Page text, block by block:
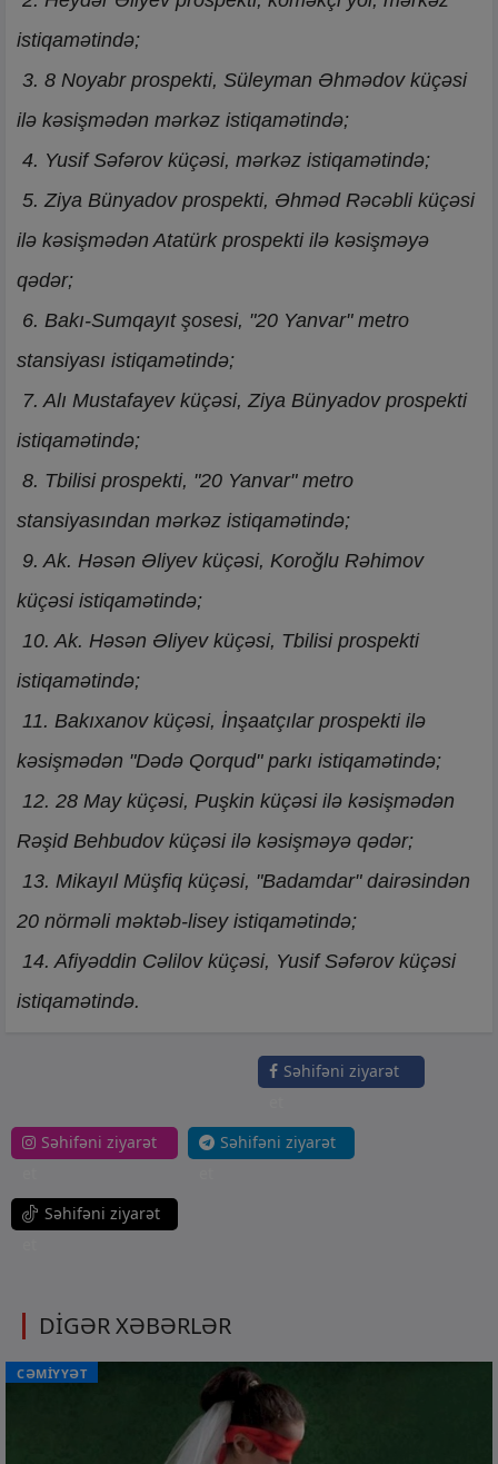
istiqamətində;
3. 8 Noyabr prospekti, Süleyman Əhmədov küçəsi
ilə kəsişmədən mərkəz istiqamətində;
4. Yusif Səfərov küçəsi, mərkəz istiqamətində;
5. Ziya Bünyadov prospekti, Əhməd Rəcəbli küçəsi
ilə kəsişmədən Atatürk prospekti ilə kəsişməyə
qədər;
6. Bakı-Sumqayıt şosesi, "20 Yanvar" metro
stansiyası istiqamətində;
7. Alı Mustafayev küçəsi, Ziya Bünyadov prospekti
istiqamətində;
8. Tbilisi prospekti, "20 Yanvar" metro
stansiyasından mərkəz istiqamətində;
9. Ak. Həsən Əliyev küçəsi, Koroğlu Rəhimov
küçəsi istiqamətində;
10. Ak. Həsən Əliyev küçəsi, Tbilisi prospekti
istiqamətində;
11. Bakıxanov küçəsi, İnşaatçılar prospekti ilə
kəsişmədən "Dədə Qorqud" parkı istiqamətində;
12. 28 May küçəsi, Puşkin küçəsi ilə kəsişmədən
Rəşid Behbudov küçəsi ilə kəsişməyə qədər;
13. Mikayıl Müşfiq küçəsi, "Badamdar" dairəsindən
20 nörməli məktəb-lisey istiqamətində;
14. Afiyəddin Cəlilov küçəsi, Yusif Səfərov küçəsi
istiqamətində.
Səhifəni ziyarət
Səhifəni ziyarət
Səhifəni ziyarət
Səhifəni ziyarət
DİGƏR XƏBƏRLƏR
CƏMİYYƏT